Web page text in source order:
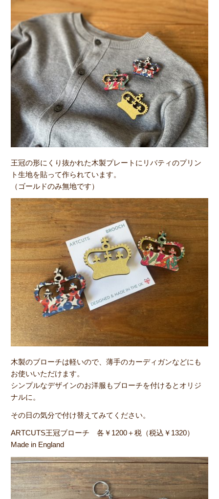
王冠の形にくり抜かれた木製プレートにリバティのプリン
ト生地を貼って作られています。
（ゴールドのみ無地です）
木製のブローチは軽いので、薄手のカーディガンなどにも
お使いいただけます。
シンプルなデザインのお洋服もブローチを付けるとオリジ
ナルに。
その日の気分で付け替えてみてください。
ARTCUTS王冠ブローチ 各￥1200＋税（税込￥1320）
Made in England